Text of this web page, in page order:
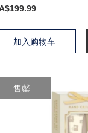
加入购物车
售罄